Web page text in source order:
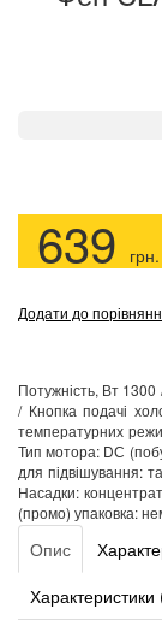
639 грн.
Додати до
Потужність, Вт 1300
/ Кнопка подачі
температурних
Тип мотора: DС
для підвішування:
Насадки:
(промо) упаковка:
Опис
Характеристики